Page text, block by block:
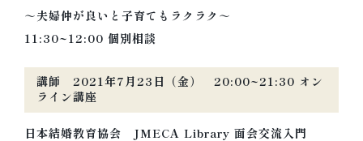
～夫婦仲が良いと子育てもラクラク～
11:30~12:00 個別相談
講師 2021年7月23日（金） 20:00~21:30 オン
ライン講座
日本結婚教育協会 JMECA Library 面会交流入門